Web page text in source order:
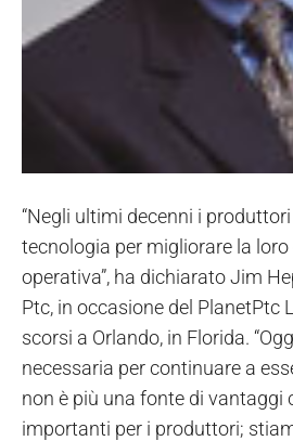
“Negli ultimi decenni i
tecnologia per migliorare la
operativa”, ha dichiarato Jim
Ptc, in occasione del PlanetPtc
scorsi a Orlando, in Florida.
necessaria per continuare a
non è più una fonte di vantaggi
importanti per i produttori;